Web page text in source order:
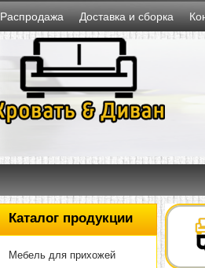
Распродажа Доставка и сборка
Каталог продукции
Мебель для прихожей